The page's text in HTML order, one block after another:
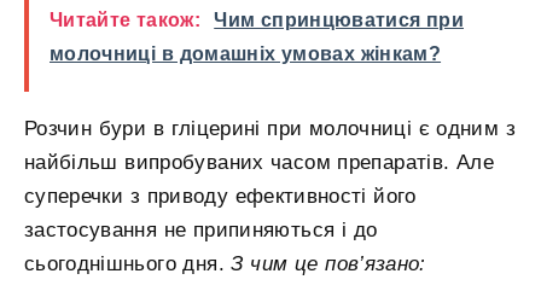
Читайте також:
Чим спринцюватися при
молочниці в домашніх умовах жінкам?
Розчин бури в гліцерині при молочниці є одним з
найбільш випробуваних часом препаратів. Але
суперечки з приводу ефективності його
застосування не припиняються і до
сьогоднішнього дня.З чим це пов’язано: